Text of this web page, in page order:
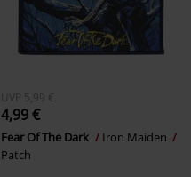
UVP 5,99 €
4,99 €
Fear Of The Dark
Iron Maiden
Patch